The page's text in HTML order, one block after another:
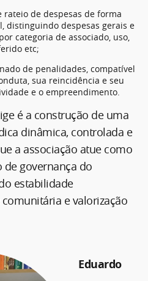
de despesas de forma
distinguindo despesas gerais e
categoria de associado, uso,
etc;
de penalidades, compatível
sua reincidência e seu
e o empreendimento.
é a construção de uma
dinâmica, controlada e
a associação atue como
governança do
estabilidade
e valorização
Eduardo